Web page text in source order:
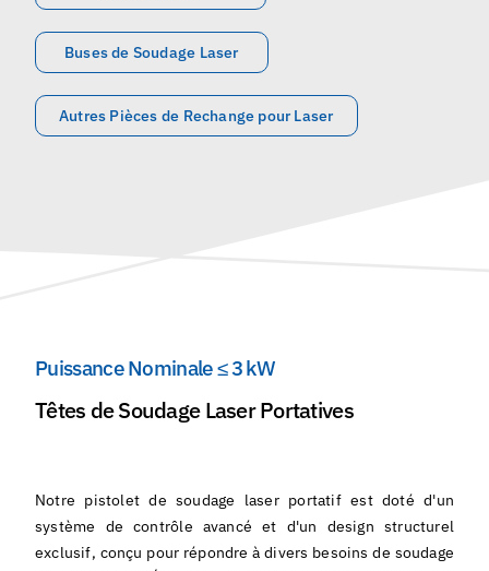
Buses de Soudage Laser
Autres Pièces de Rechange pour Laser
Puissance Nominale ≤ 3 kW
Têtes de Soudage Laser Portatives
Notre pistolet de soudage laser portatif est doté d'un
système de contrôle avancé et d'un design structurel
exclusif, conçu pour répondre à divers besoins de soudage